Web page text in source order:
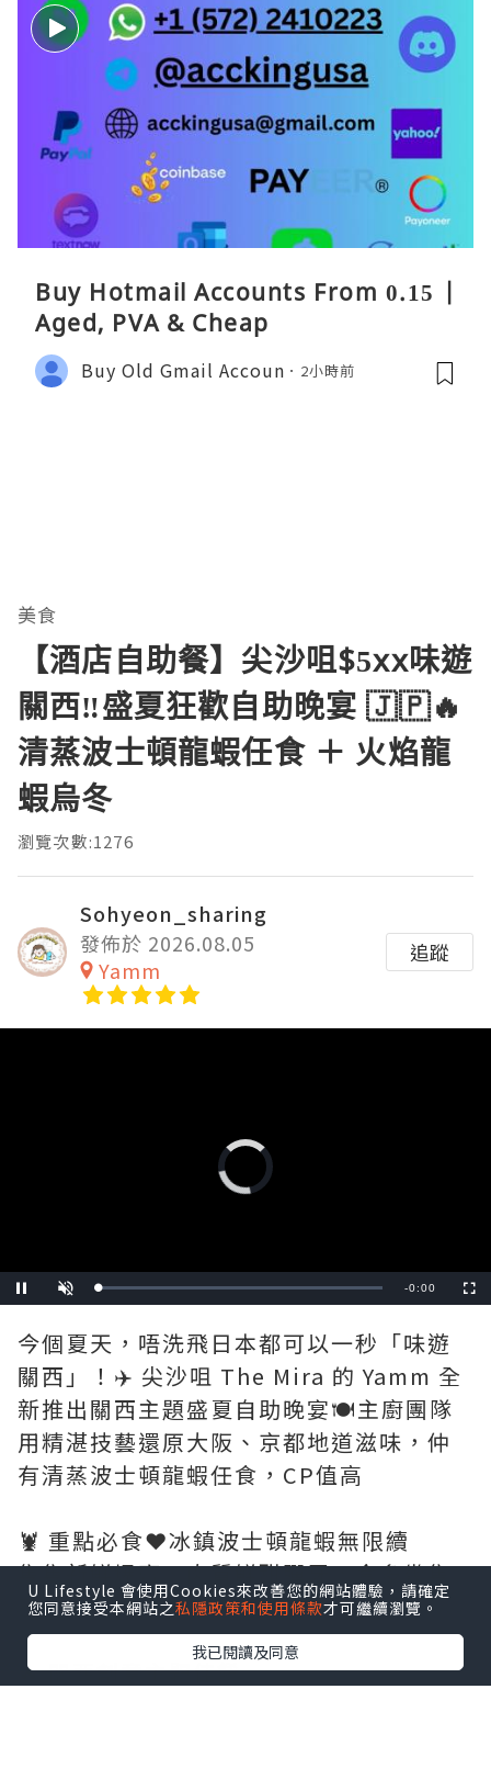
Buy Hotmail Accounts From 0.15 |
Aged, PVA & Cheap
Buy Old Gmail Accoun 2小時前
美食
【酒店自助餐】尖沙咀$5xx味遊
關西‼️盛夏狂歡自助晚宴 🇯🇵🔥
清蒸波士頓龍蝦任食 ＋ 火焰龍
蝦烏冬
瀏覽次數:1276
Sohyeon_sharing
發佈於 2026.08.05
Yamm
追蹤
Video
Player
is
loading.
Pause Unmute Loaded:
0%
Remaining
-1:02
今個夏天，唔洗飛日本都可以一秒「味遊
關西」！✈️ 尖沙咀 The Mira 的 Yamm 全
新推出關西主題盛夏自助晚宴🍽️主廚團隊
用精湛技藝還原大阪、京都地道滋味，仲
有清蒸波士頓龍蝦任食，CP值高
🦞 重點必食❤️冰鎮波士頓龍蝦無限續
隻隻新鮮爆膏、肉質鮮甜彈牙，食多幾隻
已經值回票價
🔥 關西創意主題佳餚
U Lifestyle 會使用Cookies來改善您的網站體驗，請確定
您同意接受本網站之私隱政策和使用條款才可繼續瀏覽。
我已閱讀及同意